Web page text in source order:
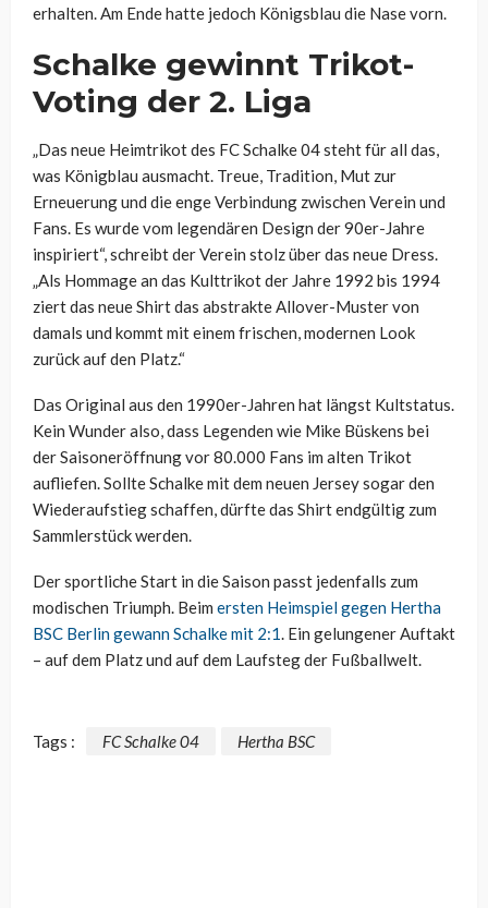
erhalten. Am Ende hatte jedoch Königsblau die Nase vorn.
Schalke gewinnt Trikot-
Voting der 2. Liga
„Das neue Heimtrikot des FC Schalke 04 steht für all das,
was Königblau ausmacht. Treue, Tradition, Mut zur
Erneuerung und die enge Verbindung zwischen Verein und
Fans. Es wurde vom legendären Design der 90er-Jahre
inspiriert“, schreibt der Verein stolz über das neue Dress.
„Als Hommage an das Kulttrikot der Jahre 1992 bis 1994
ziert das neue Shirt das abstrakte Allover-Muster von
damals und kommt mit einem frischen, modernen Look
zurück auf den Platz.“
Das Original aus den 1990er-Jahren hat längst Kultstatus.
Kein Wunder also, dass Legenden wie Mike Büskens bei
der Saisoneröffnung vor 80.000 Fans im alten Trikot
aufliefen. Sollte Schalke mit dem neuen Jersey sogar den
Wiederaufstieg schaffen, dürfte das Shirt endgültig zum
Sammlerstück werden.
Der sportliche Start in die Saison passt jedenfalls zum
modischen Triumph. Beim ersten Heimspiel gegen Hertha
BSC Berlin gewann Schalke mit 2:1. Ein gelungener Auftakt
– auf dem Platz und auf dem Laufsteg der Fußballwelt.
Tags : FC Schalke 04 Hertha BSC